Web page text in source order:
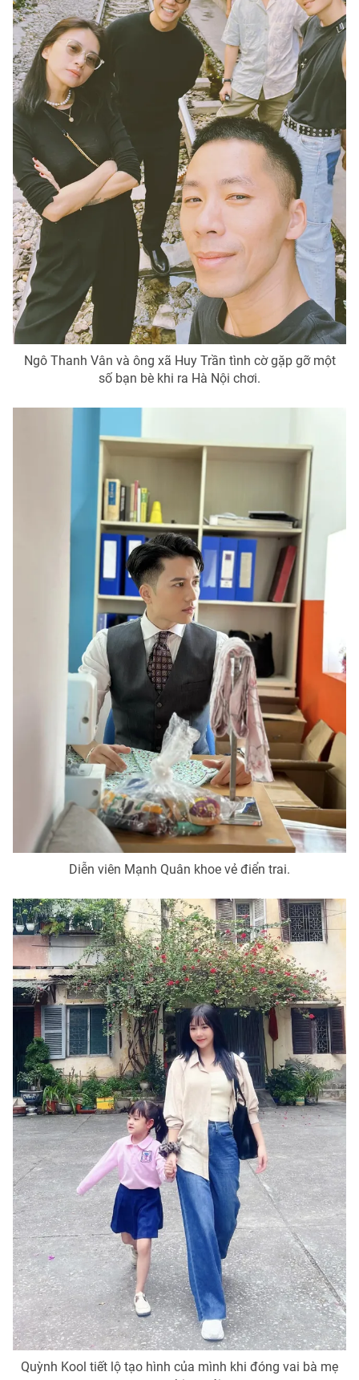
Ngô Thanh Vân và ông xã Huy Trần tình cờ gặp gỡ một
số bạn bè khi ra Hà Nội chơi.
Diễn viên Mạnh Quân khoe vẻ điển trai.
Quỳnh Kool tiết lộ tạo hình của mình khi đóng vai bà mẹ